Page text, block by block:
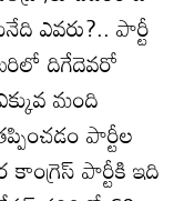
ఎవరు?.. పార్టీ
దిగేదెవరో
మంది
పార్టీల
పార్టీకి ఇది